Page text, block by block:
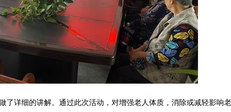
了详细的讲解。通过此次活动，对增强老人体质，消除或减轻影响